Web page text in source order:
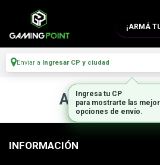
¡ARMÁ
Enviar a Ingresar CP y ciudad
Artículo no
INFORMACIÓN
Ingresa tu CP
para mostrarte las
opciones de envío.